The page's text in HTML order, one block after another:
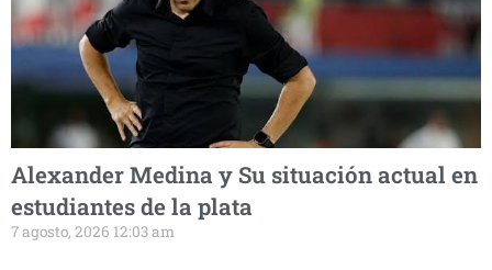
Alexander Medina y Su situación actual en
estudiantes de la plata
7 agosto, 2026 12:03 am